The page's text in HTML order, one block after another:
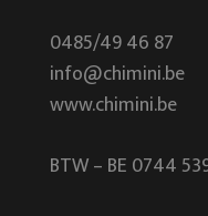
0485/49 46 87
info@chimini.be
www.chimini.be
BTW – BE 0744